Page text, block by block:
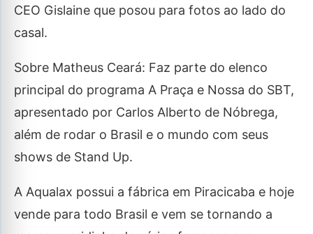
CEO Gislaine que posou para fotos ao lado do
casal.
Sobre Matheus Ceará: Faz parte do elenco
principal do programa A Praça e Nossa do SBT,
apresentado por Carlos Alberto de Nóbrega,
além de rodar o Brasil e o mundo com seus
shows de Stand Up.
A Aqualax possui a fábrica em Piracicaba e hoje
vende para todo Brasil e vem se tornando a